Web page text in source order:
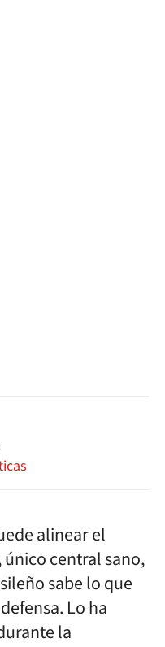
alinear el
único central sano,
sabe lo que
Lo ha
la